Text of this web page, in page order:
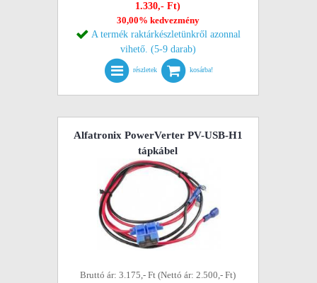
1.330,- Ft)
30,00% kedvezmény
A termék raktárkészletünkről azonnal
vihető. (5-9 darab)
részletek kosárba!
Alfatronix PowerVerter PV-USB-H1
tápkábel
Bruttó ár: 3.175,- Ft (Nettó ár: 2.500,- Ft)